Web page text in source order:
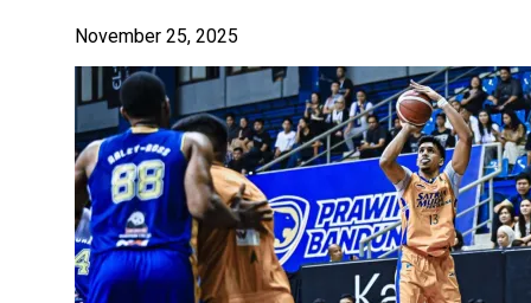
November 25, 2025